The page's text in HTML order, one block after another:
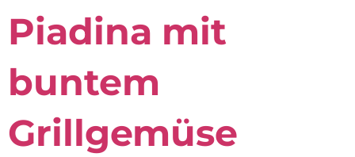
Piadina mit
buntem
Grillgemüse